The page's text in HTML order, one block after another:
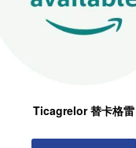
Ticagrelor 替卡格雷